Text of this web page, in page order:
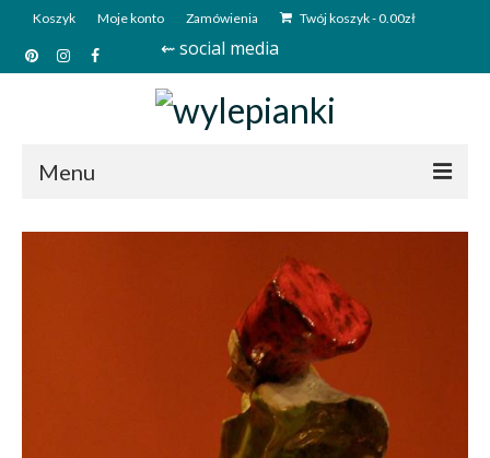
Koszyk Moje konto Zamówienia Twój koszyk-0.00zł
⇜ social media
Menu
Start